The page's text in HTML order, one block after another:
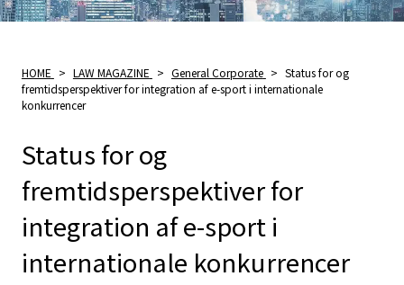
HOME > LAW MAGAZINE > General Corporate > Status for og
fremtidsperspektiver for integration af e-sport i internationale
konkurrencer
Status for og
fremtidsperspektiver for
integration af e-sport i
internationale konkurrencer